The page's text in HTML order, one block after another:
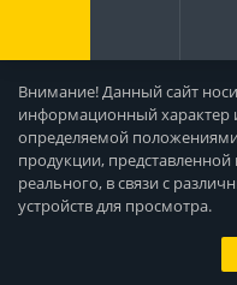
Внимание! Данный сайт
информационный характер
определяемой положениями
продукции, представленной
реального, в связи с
устройств для просмотра.